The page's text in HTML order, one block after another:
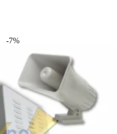
-7%